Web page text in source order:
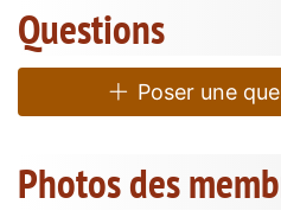
Questions
Poser une
Photos des